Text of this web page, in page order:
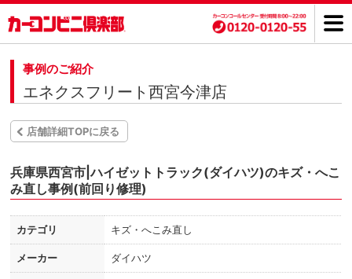
事例のご紹介
エネクスフリート西宮今津店
店舗詳細TOPに戻る
兵庫県西宮市|ハイゼットトラック(ダイハツ)のキズ・へこ
み直し事例(前回り修理)
カテゴリ キズ・へこみ直し
メーカー ダイハツ